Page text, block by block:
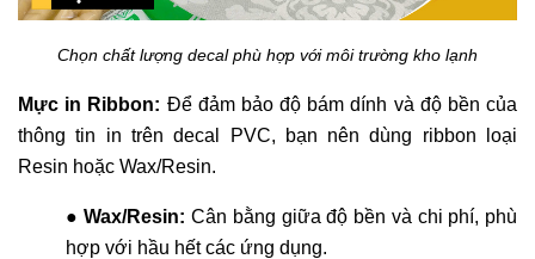
Chọn chất lượng decal phù hợp với môi trường kho lạnh
Mực in Ribbon: Để đảm bảo độ bám dính và độ bền của
thông tin in trên decal PVC, bạn nên dùng ribbon loại
Resin hoặc Wax/Resin.
●Wax/Resin:Cân bằng giữa độ bền và chi phí, phù
hợp với hầu hết các ứng dụng.